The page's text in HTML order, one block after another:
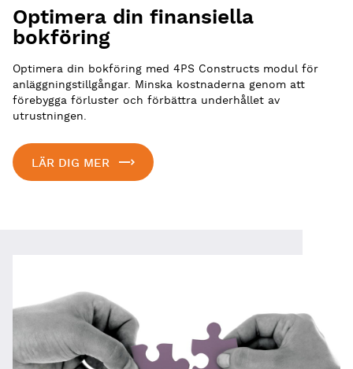
Optimera din finansiella
bokföring
Optimera din bokföring med 4PS Constructs modul för
anläggningstillgångar. Minska kostnaderna genom att
förebygga förluster och förbättra underhållet av
utrustningen.
LÄR DIG MER